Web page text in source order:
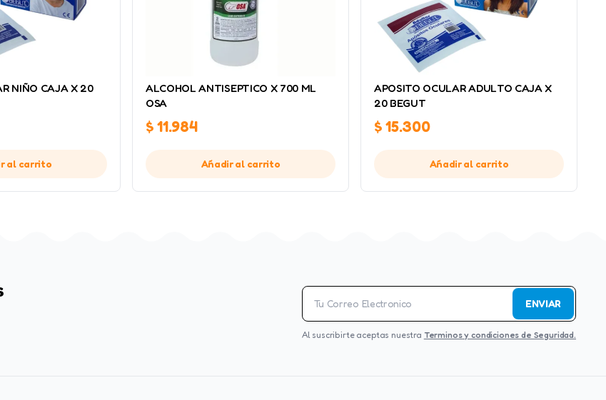
NIÑO CAJA X 20
al carrito
RÁPIDA
ALCOHOL ANTISEPTICO X 700 ML
OSA
$11.984
Añadir al carrito
VISTA
APOSITO OCULAR ADULTO CAJA X
20 BEGUT
$15.300
Añadir al carrito
ENVIAR
Al suscribirte aceptas nuestra Terminos y condiciones de Seguridad.